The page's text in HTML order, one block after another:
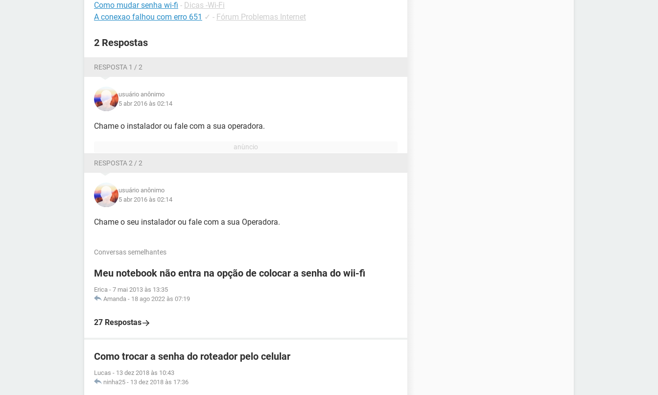
Como mudar senha wi-fi - Dicas -Wi-Fi
A conexao falhou com erro 651 ✓ - Fórum Problemas Internet
2 Respostas
RESPOSTA 1 / 2
usuário anônimo
5 abr 2016 às 02:14
Chame o instalador ou fale com a sua operadora.
RESPOSTA 2 / 2
usuário anônimo
5 abr 2016 às 02:14
Chame o seu instalador ou fale com a sua Operadora.
Conversas semelhantes
Meu notebook não entra na opção de colocar a senha do wii-fi
Erica - 7 mai 2013 às 13:35
Amanda - 18 ago 2022 às 07:19
27 Respostas
Como trocar a senha do roteador pelo celular
Lucas - 13 dez 2018 às 10:43
ninha25 - 13 dez 2018 às 17:36